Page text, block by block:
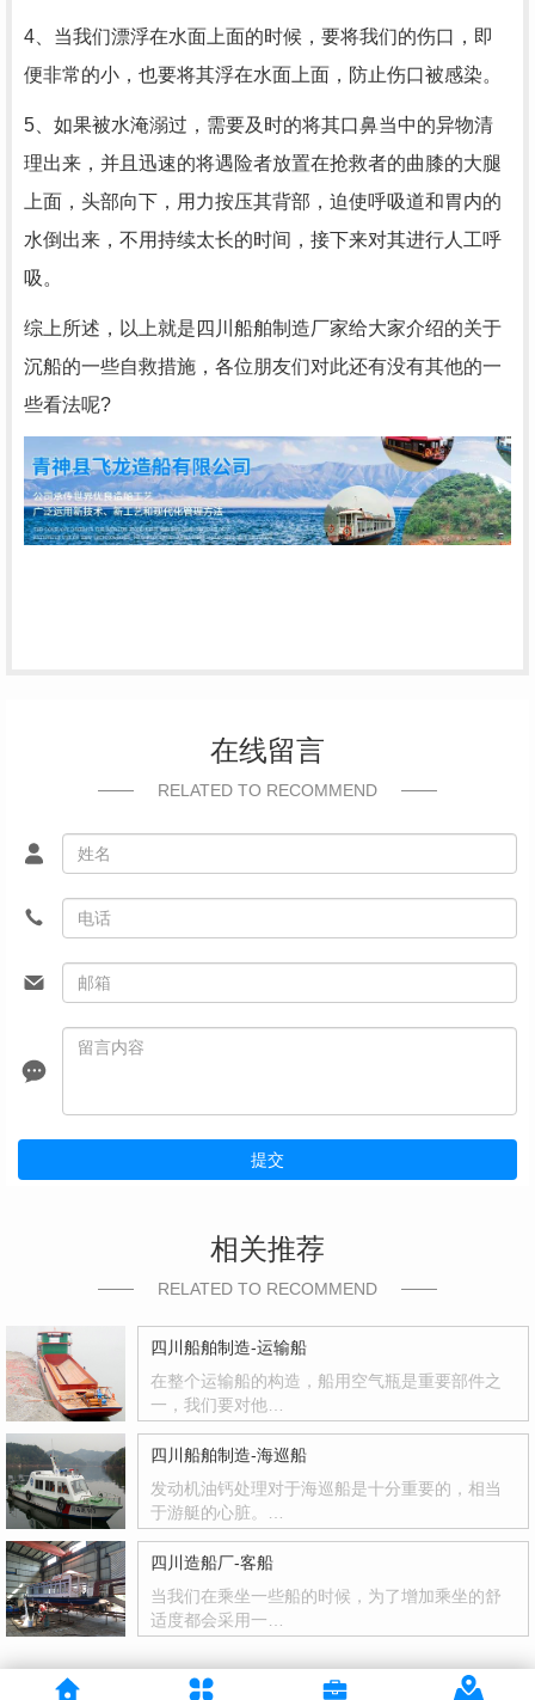
4、当我们漂浮在水面上面的时候，要将我们的伤口，即
便非常的小，也要将其浮在水面上面，防止伤口被感染。
5、如果被水淹溺过，需要及时的将其口鼻当中的异物清
理出来，并且迅速的将遇险者放置在抢救者的曲膝的大腿
上面，头部向下，用力按压其背部，迫使呼吸道和胃内的
水倒出来，不用持续太长的时间，接下来对其进行人工呼
吸。
综上所述，以上就是四川船舶制造厂家给大家介绍的关于
沉船的一些自救措施，各位朋友们对此还有没有其他的一
些看法呢?
在线留言
RELATED TO RECOMMEND
提交
相关推荐
RELATED TO RECOMMEND
四川船舶制造-运输船
在整个运输船的构造，船用空气瓶是重要部件之
一，我们要对他…
四川船舶制造-海巡船
发动机油钙处理对于海巡船是十分重要的，相当
于游艇的心脏。…
四川造船厂-客船
当我们在乘坐一些船的时候，为了增加乘坐的舒
适度都会采用一…